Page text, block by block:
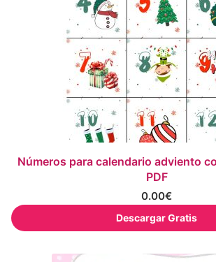
Números para calendario adviento
PDF
0.00€
Descargar Gratis